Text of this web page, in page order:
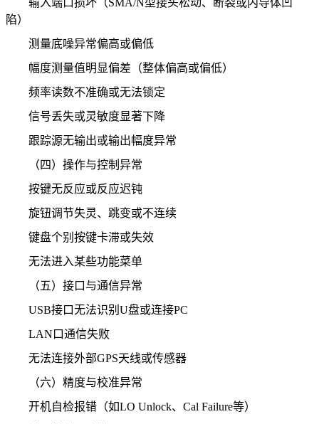
输入端口损坏（SMA/N型接头松动、断裂或内导体凹
陷）
测量底噪异常偏高或偏低
幅度测量值明显偏差（整体偏高或偏低）
频率读数不准确或无法锁定
信号丢失或灵敏度显著下降
跟踪源无输出或输出幅度异常
（四）操作与控制异常
按键无反应或反应迟钝
旋钮调节失灵、跳变或不连续
键盘个别按键卡滞或失效
无法进入某些功能菜单
（五）接口与通信异常
USB接口无法识别U盘或连接PC
LAN口通信失败
无法连接外部GPS天线或传感器
（六）精度与校准异常
开机自检报错（如LO Unlock、Cal Failure等）